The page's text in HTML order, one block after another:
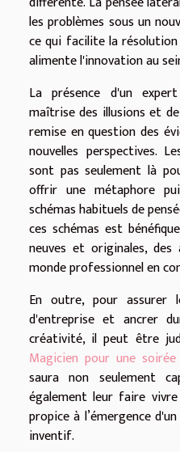
les problèmes sous un
ce qui facilite la
alimente l'innovation au
La présence d'un
maîtrise des illusions et
remise en question des
nouvelles perspectives.
sont pas seulement là
offrir une métaphore
schémas habituels de
ces schémas est
neuves et originales,
monde professionnel en
En outre, pour assurer
d'entreprise et ancrer
créativité, il peut être
Magicien pour une
saura non seulement
également leur faire
propice à l’émergence
inventif.